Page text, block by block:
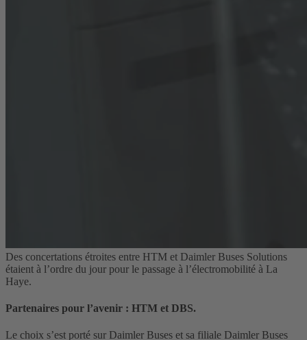
Des concertations étroites entre HTM et Daimler Buses Solutions
étaient à l’ordre du jour pour le passage à l’électromobilité à La
Haye.
Partenaires pour l’avenir : HTM et DBS.
Le choix s’est porté sur Daimler Buses et sa filiale Daimler Buses